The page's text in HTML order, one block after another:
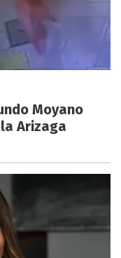
Moyano
Arizaga